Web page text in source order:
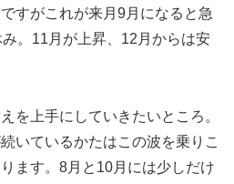
すがこれが来月9月になると急
み。11月が上昇、12月からは安
を上手にしていきたいところ。
いているかたはこの波を乗りこ
ます。8月と10月には少しだけ